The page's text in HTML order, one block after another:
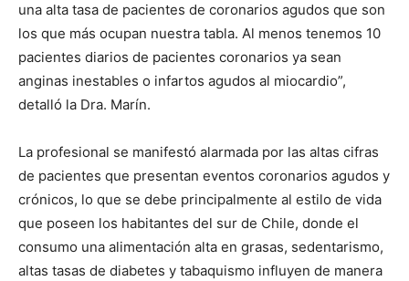
una alta tasa de pacientes de coronarios agudos que son
los que más ocupan nuestra tabla. Al menos tenemos 10
pacientes diarios de pacientes coronarios ya sean
anginas inestables o infartos agudos al miocardio”,
detalló la Dra. Marín.
La profesional se manifestó alarmada por las altas cifras
de pacientes que presentan eventos coronarios agudos y
crónicos, lo que se debe principalmente al estilo de vida
que poseen los habitantes del sur de Chile, donde el
consumo una alimentación alta en grasas, sedentarismo,
altas tasas de diabetes y tabaquismo influyen de manera